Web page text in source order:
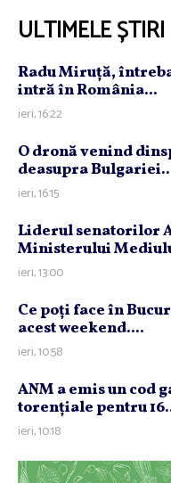
ULTIMELE ȘTIRI
Radu Miruţă,
intră în România...
ieri, 16:22
O dronă venind
deasupra
ieri, 16:15
Liderul senatorilor
Ministerului
ieri, 13:00
Ce poţi face în
acest weekend....
ieri, 10:58
ANM a emis un cod
torenţiale pentru
ieri, 10:18